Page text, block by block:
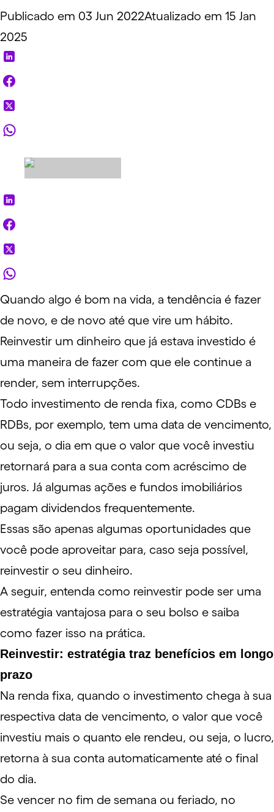
Publicado em 03 Jun 2022Atualizado em 15 Jan
2025
Quando algo é bom na vida, a tendência é fazer
de novo, e de novo até que vire um hábito.
Reinvestir um dinheiro que já estava investido é
uma maneira de fazer com que ele continue a
render, sem interrupções.
Todo investimento de renda fixa, como CDBs e
RDBs, por exemplo, tem uma data de vencimento,
ou seja, o dia em que o valor que você investiu
retornará para a sua conta com acréscimo de
juros. Já algumas ações e fundos imobiliários
pagam dividendos frequentemente.
Essas são apenas algumas oportunidades que
você pode aproveitar para, caso seja possível,
reinvestir o seu dinheiro.
A seguir, entenda como reinvestir pode ser uma
estratégia vantajosa para o seu bolso e saiba
como fazer isso na prática.
Reinvestir: estratégia traz benefícios em longo
prazo
Na renda fixa, quando o investimento chega à sua
respectiva data de vencimento, o valor que você
investiu mais o quanto ele rendeu, ou seja, o lucro,
retorna à sua conta automaticamente até o final
do dia.
Se vencer no fim de semana ou feriado, no